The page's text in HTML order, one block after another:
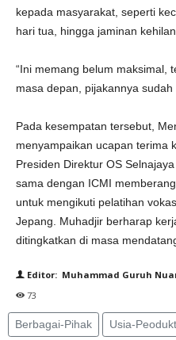
kepada masyarakat, seperti
hari tua, hingga jaminan
“Ini memang belum maksimal,
masa depan, pijakannya sudah
Pada kesempatan tersebut,
menyampaikan ucapan terima
Presiden Direktur OS
sama dengan ICMI
untuk mengikuti pelatihan
Jepang. Muhadjir berharap
ditingkatkan di masa
Editor: Muhammad Guruh
73
Berbagai-Pihak Usia-